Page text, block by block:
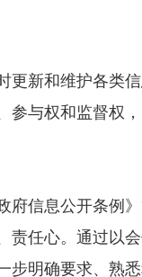
新和维护各类信
参与权和监督权
信息公开条例》
责任心。通过以
步明确要求、熟